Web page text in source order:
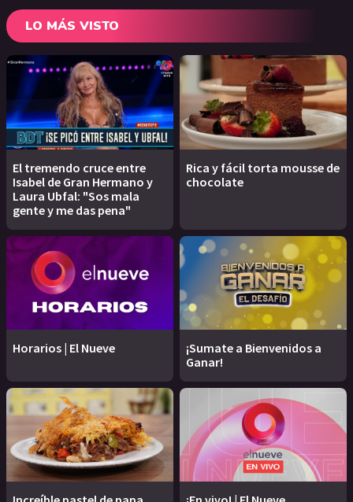
LO MÁS VISTO
El tremendo cruce entre
Isabel de Gran Hermano y
Laura Ubfal: "Sos mala
gente y me das pena"
Rica y fácil torta mousse de
chocolate
Horarios | El Nueve
¡Sumate a Bienvenidos a
Ganar!